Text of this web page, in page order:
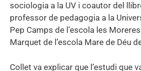
sociologia a la UV i coautor del
professor de pedagogia a la
Pep Camps de l’escola les
Marquet de l’escola Mare de Déu
Collet va explicar que l’estudi que